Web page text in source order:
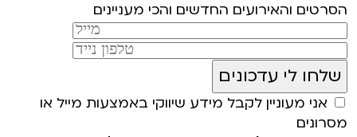
הסרטים והאירועים החדשים והכי מעניינים
אני מעוניין לקבל מידע שיווקי באמצעות מייל או
מסרונים